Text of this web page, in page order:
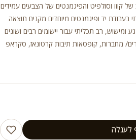
קוזו וסולפיט והפיגמנטים של הצבעים עמידים
בעבודת יד ופיגמנטים מיוחדים מקנים תוצאה
ומישוש, רב תכליתי עבור יישומים רבים ושונים
מחברות, קופסאות תיבות קרטונאז, סקראפ
לעגלה